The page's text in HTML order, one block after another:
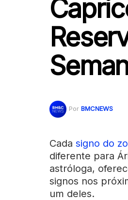
Por BMCNEWS
Cada signo do
diferente para
astróloga,
signos nos
um deles.